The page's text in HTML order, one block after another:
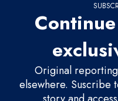
Original reporting
elsewhere. Suscribe